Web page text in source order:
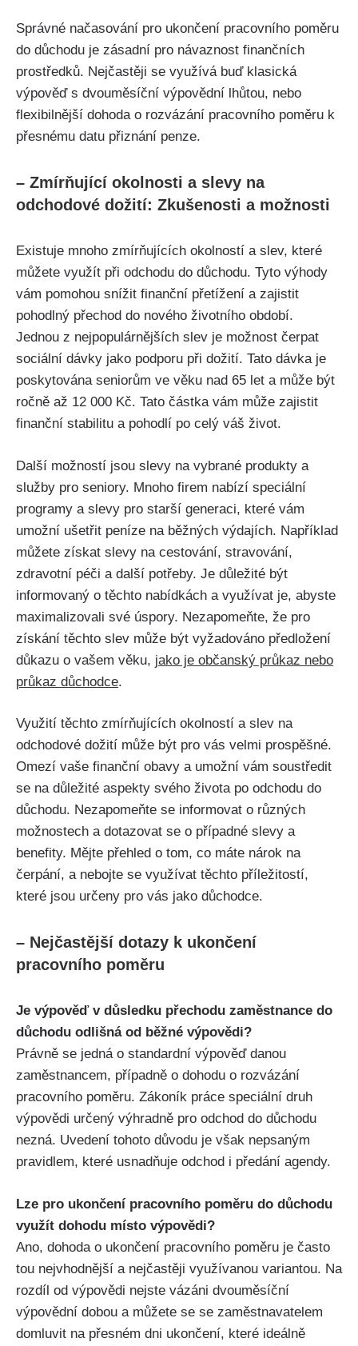
Správné načasování pro ukončení pracovního poměru
do důchodu je zásadní pro návaznost finančních
prostředků. Nejčastěji se využívá buď klasická
výpověď s dvouměsíční výpovědní lhůtou, nebo
flexibilnější dohoda o rozvázání pracovního poměru k
přesnému datu přiznání penze.
– Zmírňující okolnosti⁣ a slevy na
odchodové dožití: Zkušenosti⁤ a možnosti
Existuje mnoho zmírňujících okolností a slev, které
můžete ‌využít při odchodu do‌ důchodu. ‍Tyto výhody‍
vám pomohou snížit finanční ⁤přetížení a zajistit
‍pohodlný ⁤přechod do nového životního období.
Jednou z nejpopulárnějších slev⁢ je ‍možnost čerpat
sociální dávky jako podporu při dožití. Tato‌ dávka je
poskytována seniorům ve věku nad 65 let a může⁣ být⁤
ročně až 12 ⁤000‍ Kč. Tato ‍částka vám může zajistit‍
finanční stabilitu a pohodlí po celý váš život.
Další​ možností jsou slevy na‍ vybrané produkty⁢ a
služby pro seniory. Mnoho firem nabízí speciální
programy a slevy ‌pro starší‍ generaci, které vám
umožní ušetřit ​peníze na běžných⁤ výdajích. Například
můžete získat slevy na cestování, stravování,
zdravotní péči‍ a další potřeby. Je důležité být⁤
informovaný o těchto nabídkách ⁤a ‍využívat ​je, ​abyste
maximalizovali‍ své úspory. Nezapomeňte, že pro⁢
získání⁤ těchto slev může být‍ vyžadováno předložení
důkazu ‌o vašem ⁣věku, jako‌ je občanský průkaz nebo
průkaz důchodce.
Využití ⁤těchto⁢ zmírňujících okolností ⁤a slev na
odchodové dožití může ​být pro‌ vás‍ velmi prospěšné.
Omezí​ vaše finanční obavy a umožní vám ⁣soustředit
se na‌ důležité aspekty svého ​života ‍po odchodu do
důchodu. Nezapomeňte se informovat o různých
možnostech a dotazovat se o případné slevy a
benefity. Mějte přehled⁢ o tom, ​co máte nárok na
čerpání, a ‍nebojte se využívat těchto příležitostí,
které jsou určeny pro​ vás jako důchodce.
– Nejčastější dotazy k ukončení
pracovního poměru
Je výpověď v důsledku přechodu zaměstnance do
důchodu odlišná od běžné výpovědi?
Právně se jedná o standardní výpověď danou
zaměstnancem, případně o dohodu o rozvázání
pracovního poměru. Zákoník práce speciální druh
výpovědi určený výhradně pro odchod do důchodu
nezná. Uvedení tohoto důvodu je však nepsaným
pravidlem, které usnadňuje odchod i předání agendy.
Lze pro ukončení pracovního poměru do důchodu
využít dohodu místo výpovědi?
Ano, dohoda o ukončení pracovního poměru je často
tou nejvhodnější a nejčastěji využívanou variantou. Na
rozdíl od výpovědi nejste vázáni dvouměsíční
výpovědní dobou a můžete se se zaměstnavatelem
domluvit na přesném dni ukončení, které ideálně